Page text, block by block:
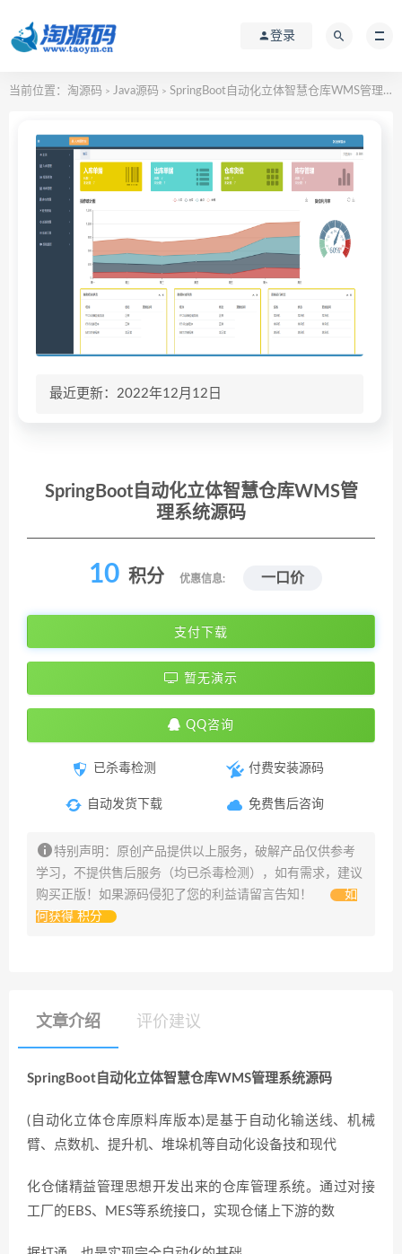
登录
当前位置： 淘源码 > Java源码 > SpringBoot自动化立体智慧仓库WMS管理系统源码
最近更新：2022年12月12日
SpringBoot自动化立体智慧仓库WMS管
理系统源码
10 积分 优惠信息: 一口价
支付下载
暂无演示
QQ咨询
已杀毒检测
自动发货下载
付费安装源码
免费售后咨询
特别声明：原创产品提供以上服务，破解产品仅供参考
学习，不提供售后服务（均已杀毒检测），如有需求，建议
购买正版！如果源码侵犯了您的利益请留言告知！
如
何获得 积分
文章介绍 评价建议
SpringBoot自动化立体智慧仓库WMS管理系统源码
(自动化立体仓库原料库版本)是基于自动化输送线、机械
臂、点数机、提升机、堆垛机等自动化设备技和现代
化仓储精益管理思想开发出来的仓库管理系统。通过对接
工厂的EBS、MES等系统接口，实现仓储上下游的数